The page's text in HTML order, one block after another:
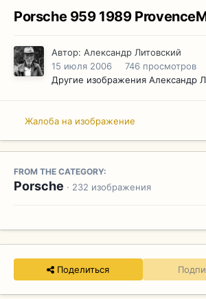
Porsche 959 1989
Автор: Александр Литовский
15 июля 2006
746 просмотров
Другие изображения Александр
Жалоба на изображение
FROM THE CATEGORY:
Porsche · 232 изображения
Поделиться